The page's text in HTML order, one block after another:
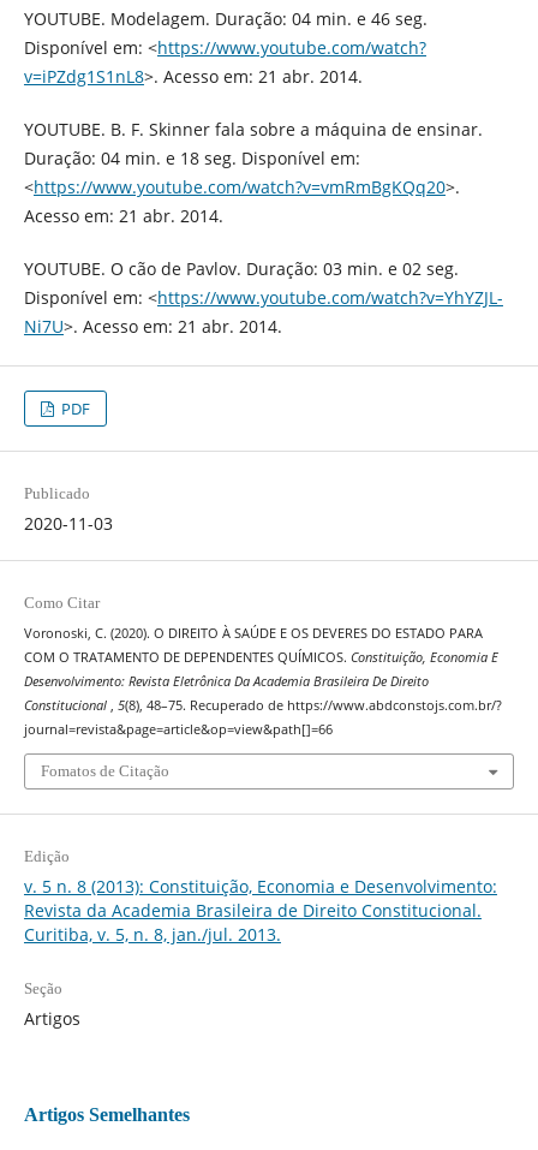
YOUTUBE. Modelagem. Duração: 04 min. e 46 seg.
Disponível em: <https://www.youtube.com/watch?
v=iPZdg1S1nL8>. Acesso em: 21 abr. 2014.
YOUTUBE. B. F. Skinner fala sobre a máquina de ensinar.
Duração: 04 min. e 18 seg. Disponível em:
<https://www.youtube.com/watch?v=vmRmBgKQq20>.
Acesso em: 21 abr. 2014.
YOUTUBE. O cão de Pavlov. Duração: 03 min. e 02 seg.
Disponível em: <https://www.youtube.com/watch?v=YhYZJL-
Ni7U>. Acesso em: 21 abr. 2014.
PDF
Publicado
2020-11-03
Como Citar
Voronoski, C. (2020). O DIREITO À SAÚDE E OS DEVERES DO ESTADO PARA
COM O TRATAMENTO DE DEPENDENTES QUÍMICOS. Constituição, Economia E
Desenvolvimento: Revista Eletrônica Da Academia Brasileira De Direito
Constitucional
5(8), 48–75. Recuperado de https://www.abdconstojs.com.br/?
journal=revista&page=article&op=view&path[]=66
Fomatos de Citação
Edição
v. 5 n. 8 (2013): Constituição, Economia e Desenvolvimento:
Revista da Academia Brasileira de Direito Constitucional.
Curitiba, v. 5, n. 8, jan./jul. 2013.
Seção
Artigos
Artigos Semelhantes